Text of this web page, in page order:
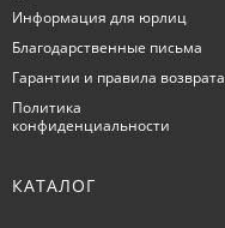
Информация для юрлиц
Благодарственные письма
Гарантии и правила возврата
Политика
конфиденциальности
КАТАЛОГ